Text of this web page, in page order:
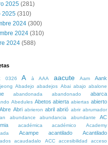
2025 (281)
2025 (310)
2024 (300)
2024 (310)
2024 (588)
0326 A à AAA aacute Aam Aank
Abadejo abadejos Abai abajo abalone
abandonada abandonado abarca
Abedules Abetos abierta abiertas abierto
Abre Abri abrieron abril abrió abrir abrumador
abundance abundancia abundante
AC
académica académico
Academy
Acampe acantilado Acantilado
acaudadalo ACC accesibilidad acceso